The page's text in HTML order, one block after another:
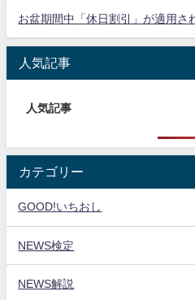
お盆期間中「休日割引」が適用さ
人気記事
人気記事
カテゴリー
GOOD!いちおし
NEWS検定
NEWS解説